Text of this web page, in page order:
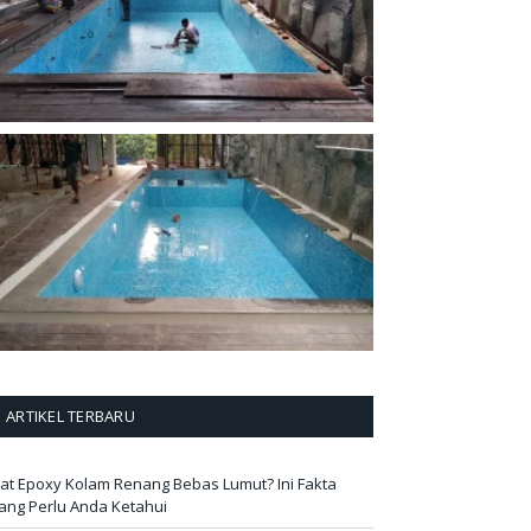
ARTIKEL TERBARU
Epoxy Kolam Renang Bebas Lumut? Ini Fakta
Perlu Anda Ketahui